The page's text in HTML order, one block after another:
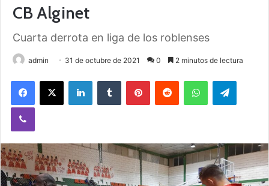
CB Alginet
Cuarta derrota en liga de los roblenses
admin 31 de octubre de 2021 0 2 minutos de lectura